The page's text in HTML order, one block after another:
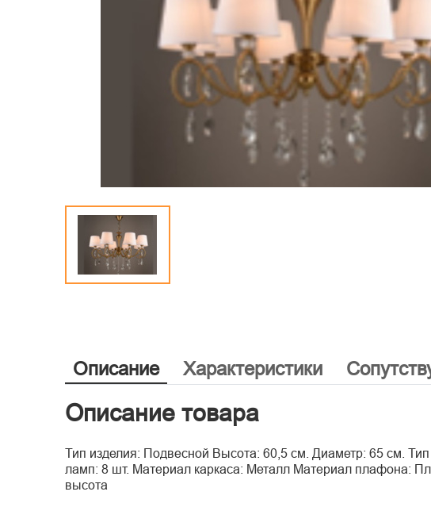
Описание Характеристики
Описание товара
Тип изделия: Подвесной Высота: 60,5 см. Диаметр: 65 см.
ламп: 8 шт. Материал каркаса: Металл Материал плафона:
высота